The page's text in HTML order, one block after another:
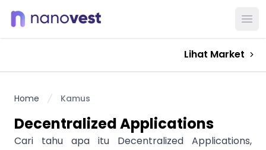
Lihat Market
Home Kamus
Decentralized Applications
Cari tahu apa itu Decentralized Applications,